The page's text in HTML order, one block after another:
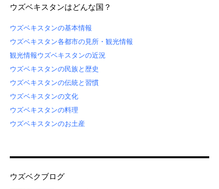
ウズベキスタンはどんな国？
ウズベキスタンの基本情報
ウズベキスタン各都市の見所・観光情報
観光情報ウズベキスタンの近況
ウズベキスタンの民族と歴史
ウズベキスタンの伝統と習慣
ウズベキスタンの文化
ウズベキスタンの料理
ウズベキスタンのお土産
ウズベクブログ